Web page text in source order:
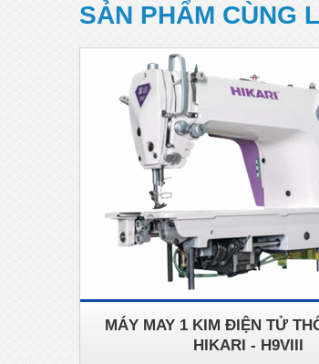
SẢN PHẨM CÙNG
MÁY MAY 1 KIM ĐIỆN TỬ
HIKARI - H9VIII